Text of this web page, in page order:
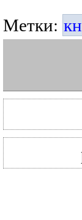
Метки: